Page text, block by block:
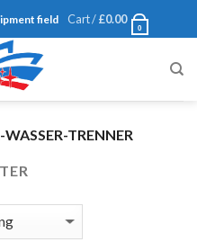
field Cart /£0.00
0
TRENNER